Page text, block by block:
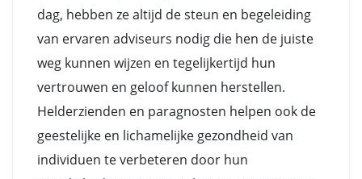
dag, hebben ze altijd de steun en begeleiding
van ervaren adviseurs nodig die hen de juiste
weg kunnen wijzen en tegelijkertijd hun
vertrouwen en geloof kunnen herstellen.
Helderzienden en paragnosten helpen ook de
geestelijke en lichamelijke gezondheid van
individuen te verbeteren door hun